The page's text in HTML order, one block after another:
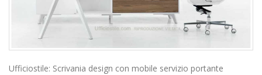
Ufficiostile: Scrivania design con mobile servizio portante